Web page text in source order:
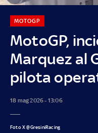
MotoGP,
Marquez al
pilota
MOTOGP
18 mag 2026 - 13:06
Foto X @GresiniRacing